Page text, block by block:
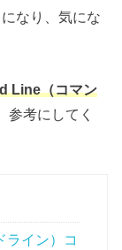
なり、気にな
Line（コマン
参考にしてく
ライン）コ